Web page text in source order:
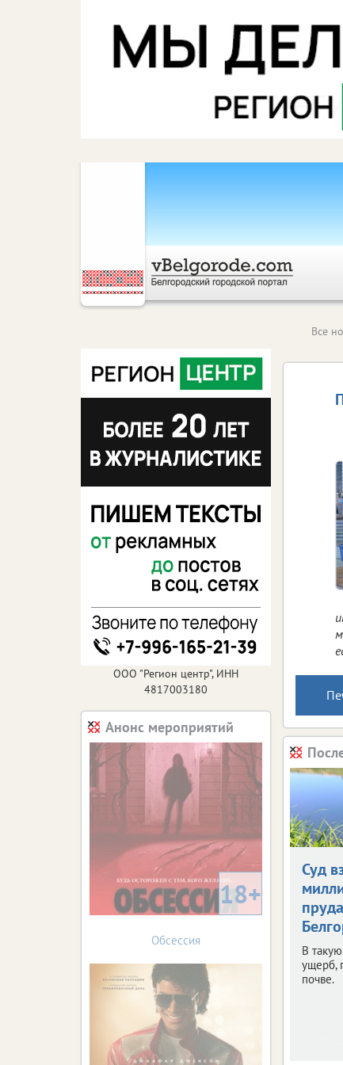
Все
Суд
В
ущерб,
почве.
ООО "Регион центр", ИНН
4817003180
Анонс мероприятий
18+
Обсессия